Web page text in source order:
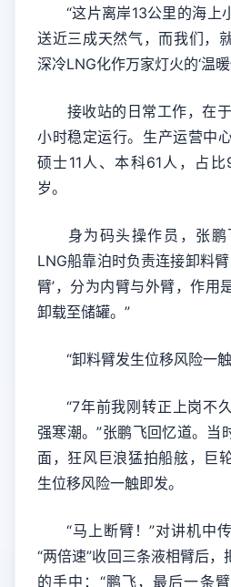
“这片离岸13公里的海上
送近三成天然气，而我们，
深冷LNG化作万家灯火的‘温暖
接收站的日常工作，在于
小时稳定运行。生产运营中
硕士11人、本科61人，占
岁。
身为码头操作员，张鹏
LNG船靠泊时负责连接卸料
臂’，分为内臂与外臂，作用
卸载至储罐。”
“卸料臂发生位移风险一触
“7年前我刚转正上岗不
强寒潮。”张鹏飞回忆道。当
面，狂风巨浪猛拍船舷，巨
生位移风险一触即发。
“马上断臂！”对讲机中传
“两倍速”收回三条液相臂后
的手中：“鹏飞，最后一条